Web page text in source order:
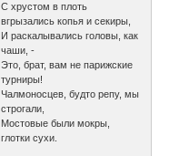
С хрустом в плоть
вгрызались копья и секиры,
И раскалывались головы, как
чаши, -
Это, брат, вам не парижские
турниры!
Чалмоносцев, будто репу, мы
строгали,
Мостовые были мокры,
глотки сухи.